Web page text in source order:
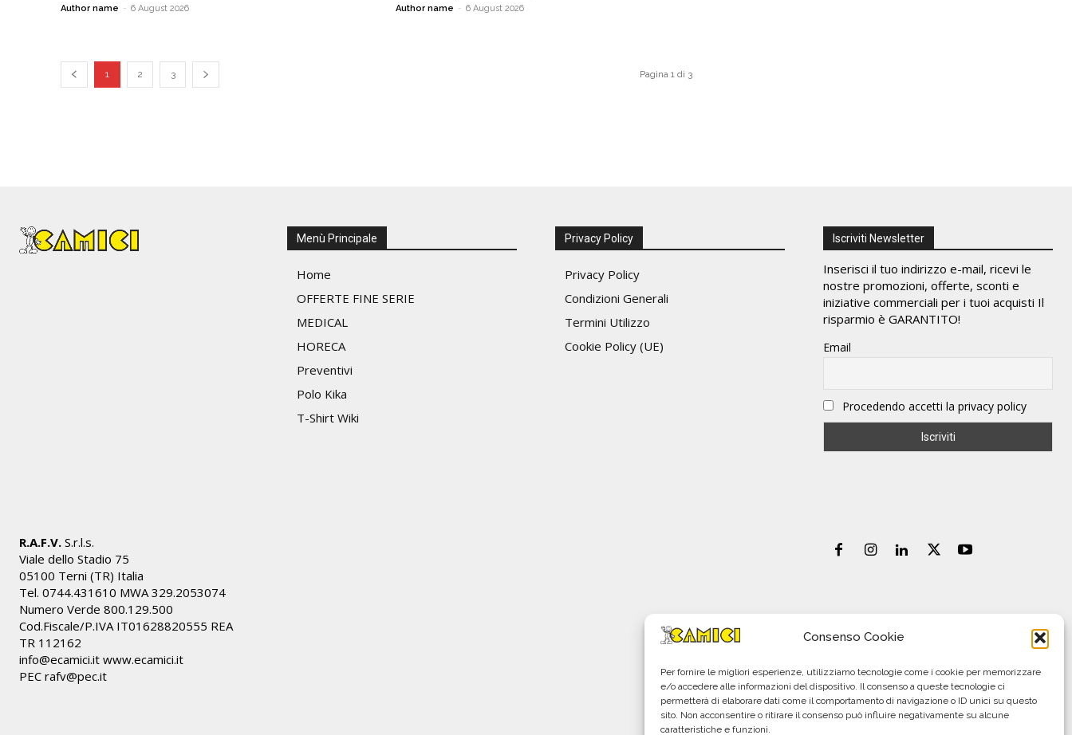
Consenso Cookie
Per fornire le migliori esperienze, utilizziamo tecnologie come i cookie per memorizzare
e/o accedere alle informazioni del dispositivo. Il consenso a queste tecnologie ci
permetterà di elaborare dati come il comportamento di navigazione o ID unici su questo
sito. Non acconsentire o ritirare il consenso può influire negativamente su alcune
caratteristiche e funzioni.
Author name - 6 August 2026 Author name - 6 August 2026
1 2 3 Pagina 1 di 3
Menù Principale
Home
OFFERTE FINE SERIE
MEDICAL
HORECA
Preventivi
Polo Kika
T-Shirt Wiki
Privacy Policy
Privacy Policy
Condizioni Generali
Termini Utilizzo
Cookie Policy (UE)
Iscriviti Newsletter
Inserisci il tuo indirizzo e-mail, ricevi le
nostre promozioni, offerte, sconti e
iniziative commerciali per i tuoi acquisti Il
risparmio è GARANTITO!
Email
Procedendo accetti la privacy policy
R.A.F.V. S.r.l.s.
Viale dello Stadio 75
05100 Terni (TR) Italia
Tel. 0744.431610 MWA 329.2053074
Numero Verde 800.129.500
Cod.Fiscale/P.IVA IT01628820555 REA
TR 112162
info@ecamici.it www.ecamici.it
PEC rafv@pec.it